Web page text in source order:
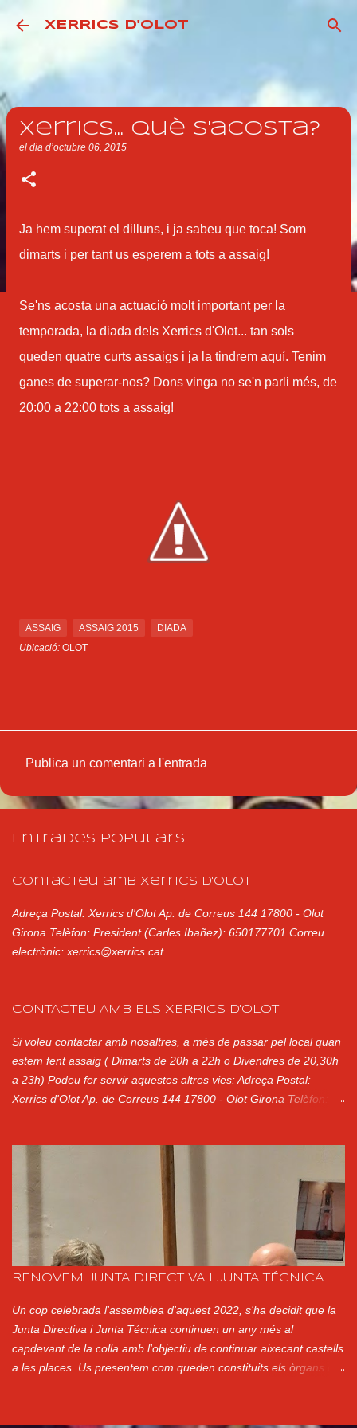
Salta al contingut principal
XERRICS D'OLOT
Xerrics... què s'acosta?
el dia d’octubre 06, 2015
Ja hem superat el dilluns, i ja sabeu que toca! Som
dimarts i per tant us esperem a tots a assaig!
Se'ns acosta una actuació molt important per la
temporada, la diada dels Xerrics d'Olot... tan sols
queden quatre curts assaigs i ja la tindrem aquí. Tenim
ganes de superar-nos? Dons vinga no se'n parli més, de
20:00 a 22:00 tots a assaig!
ASSAIG ASSAIG 2015
DIADA
Ubicació: OLOT
o
a
r
i
Publica un comentari a l'entrada
Entrades populars
Contacteu amb Xerrics d'Olot
Adreça Postal: Xerrics d'Olot Ap. de Correus 144 17800 - Olot
Girona Telèfon: President (Carles Ibañez): 650177701 Correu
electrònic: xerrics@xerrics.cat
CONTACTEU AMB ELS XERRICS D'OLOT
Si voleu contactar amb nosaltres, a més de passar pel local quan
estem fent assaig ( Dimarts de 20h a 22h o Divendres de 20,30h
a 23h) Podeu fer servir aquestes altres vies: Adreça Postal:
Xerrics d'Olot Ap. de Correus 144 17800 - Olot Girona Telèfon:
Xerrics Olot a Facebook @XerricsOlot a Twitter
RENOVEM JUNTA DIRECTIVA I JUNTA TÉCNICA
Un cop celebrada l'assemblea d'aquest 2022, s'ha decidit que la
Junta Directiva i Junta Técnica continuen un any més al
capdevant de la colla amb l'objectiu de continuar aixecant castells
a les places. Us presentem com queden constituits els òrgans de
JUNTA TÈCNICA VICE-PRESIDENTA Fina Teixidó PINYES Mark